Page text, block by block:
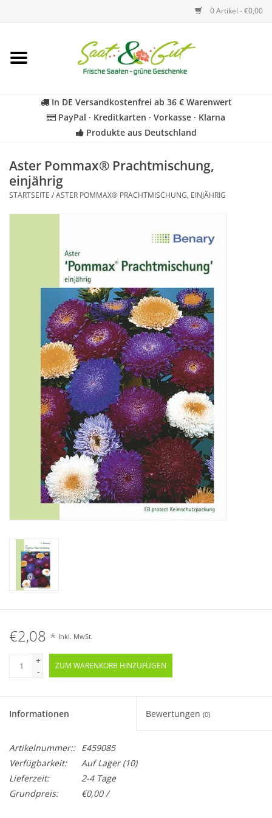
0 Artikel - €0,00
Startseite
Kräuter
BIO
Geschenkideen
In DE Versandkostenfrei ab 36 € Warenwert
PayPal · Kreditkarten · Vorkasse · Klarna
Produkte aus Deutschland
Aster Pommax® Prachtmischung,
einjährig
STARTSEITE /ASTER POMMAX® PRACHTMISCHUNG, EINJÄHRIG
€2,08 * Inkl. MwSt.
+
-
ZUM WARENKORB HINZUFÜGEN
Informationen Bewertungen (0)
Artikelnummer:: E459085
Verfügbarkeit:
Auf Lager(10)
Lieferzeit:
2-4 Tage
Grundpreis:
€0,00 /